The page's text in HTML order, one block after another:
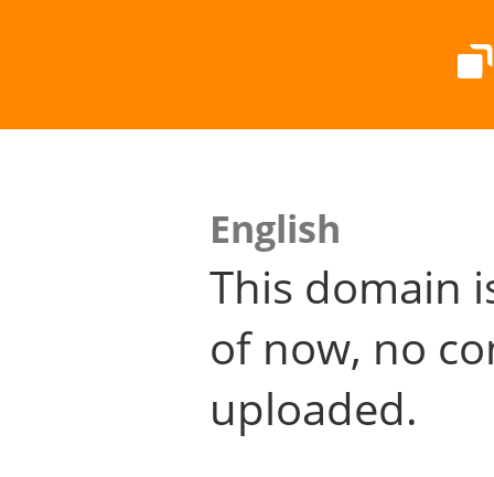
English
This domain
of now, no
uploaded.